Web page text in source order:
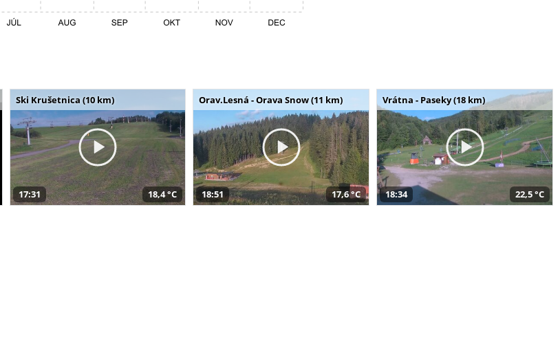
Ski Krušetnica (10 km)
17:31 18,4 °C
Orav.Lesná - Orava Snow (11 km)
18:51 17,6 °C
Vrátna - Paseky (18 km)
18:34 22,5 °C